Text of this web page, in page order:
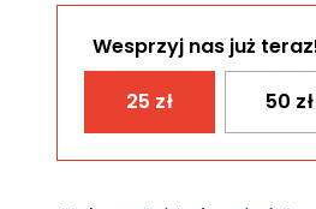
Wesprzyj nas już
25 zł 50 zł